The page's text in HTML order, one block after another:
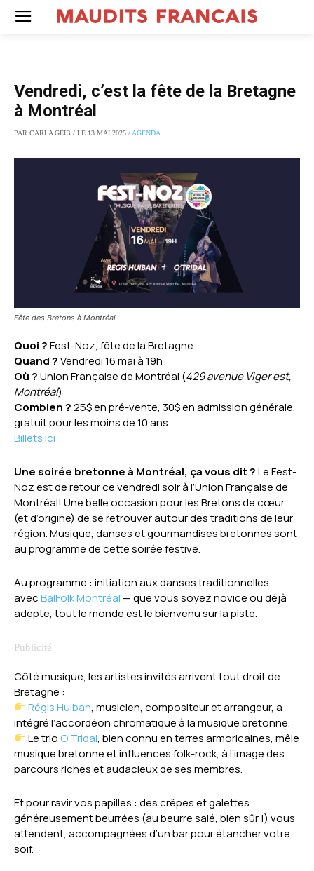
Vendredi, c’est la fête de la Bretagne
à Montréal
PAR CARLA GEIB / LE 13 MAI 2025 /AGENDA
Fête des Bretons à Montréal
Quoi ?Fest-Noz, fête de la Bretagne
Quand ?Vendredi 16 mai à 19h
Où ?Union Française de Montréal (429 avenue Viger est,
Montréal)
Combien ?25$ en pré-vente, 30$ en admission générale,
gratuit pour les moins de 10 ans
Billets ici
Une soirée bretonne à Montréal, ça vous dit ?Le Fest-
Noz est de retour ce vendredi soir à l’Union Française de
Montréal! Une belle occasion pour les Bretons de cœur
(et d’origine) de se retrouver autour des traditions de leur
région. Musique, danses et gourmandises bretonnes sont
au programme de cette soirée festive.
Au programme : initiation aux danses traditionnelles
avecBalFolk Montréal — que vous soyez novice ou déjà
adepte, tout le monde est le bienvenu sur la piste.
Côté musique, les artistes invités arrivent tout droit de
Bretagne :
Régis Huiban, musicien, compositeur et arrangeur, a
intégré l’accordéon chromatique à la musique bretonne.
Le trio O’Tridal, bien connu en terres armoricaines, mêle
musique bretonne et influences folk-rock, à l’image des
parcours riches et audacieux de ses membres.
Et pour ravir vos papilles : des crêpes et galettes
généreusement beurrées (au beurre salé, bien sûr !) vous
attendent, accompagnées d’un bar pour étancher votre
soif.